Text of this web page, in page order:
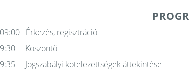
09:00 Érkezés, regisztráció
9:30 Köszöntő
9:35 Jogszabályi kötelezettségek áttekintése